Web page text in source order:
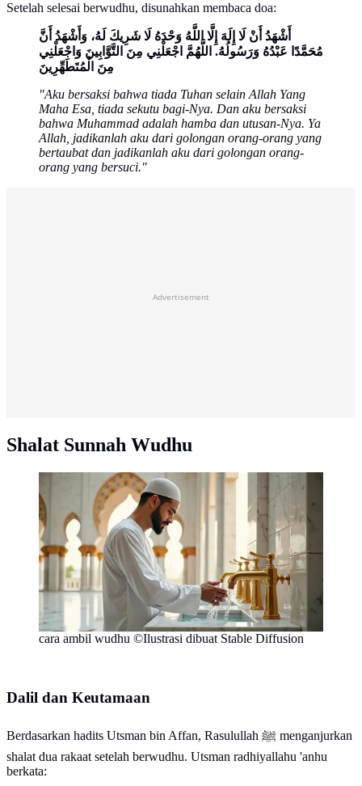
Setelah selesai berwudhu, disunahkan membaca doa:
أَشْهَدُ أَنْ لَا إِلَهَ إِلَّا اللَّهُ وَحْدَهُ لَا شَرِيكَ لَهُ، وَأَشْهَدُ أَنَّ
مُحَمَّدًا عَبْدُهُ وَرَسُولُهُ. اللَّهُمَّ اجْعَلْنِي مِنَ التَّوَّابِينَ وَاجْعَلْنِي
مِنَ الْمُتَطَهِّرِينَ
"Aku bersaksi bahwa tiada Tuhan selain Allah Yang
Maha Esa, tiada sekutu bagi-Nya. Dan aku bersaksi
bahwa Muhammad adalah hamba dan utusan-Nya. Ya
Allah, jadikanlah aku dari golongan orang-orang yang
bertaubat dan jadikanlah aku dari golongan orang-
orang yang bersuci."
Advertisement
Shalat Sunnah Wudhu
cara ambil wudhu ©Ilustrasi dibuat Stable Diffusion
Dalil dan Keutamaan
Berdasarkan hadits Utsman bin Affan, Rasulullah ﷺ menganjurkan
shalat dua rakaat setelah berwudhu. Utsman radhiyallahu 'anhu
berkata: